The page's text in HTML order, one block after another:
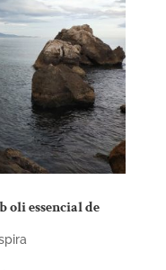
oli essencial de